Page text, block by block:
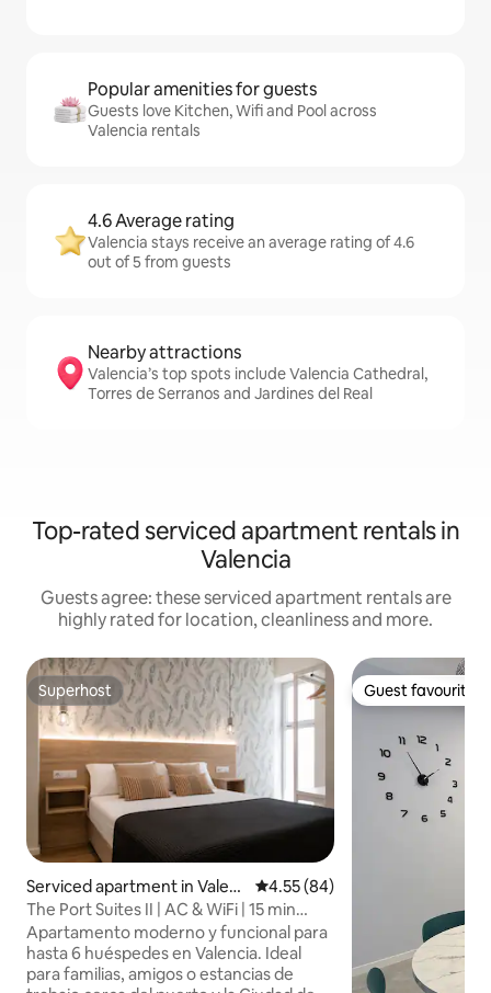
Popular amenities for guests
Guests love Kitchen, Wifi and Pool across
Valencia rentals
4.6 Average rating
Valencia stays receive an average rating of 4.6
out of 5 from guests
Nearby attractions
Valencia’s top spots include Valencia Cathedral,
Torres de Serranos and Jardines del Real
Top-rated serviced apartment rentals in
Valencia
Guests agree: these serviced apartment rentals are
highly rated for location, cleanliness and more.
Superhost
Superhost
Serviced apartment in Valen
cia
4.55 out of 5 average rating,
4.55 (84)
The Port Suites II | AC & WiFi | 15 min
Beach
Apartamento moderno y funcional para
hasta 6 huéspedes en Valencia. Ideal
para familias, amigos o estancias de
Guest favourite
Guest favourite